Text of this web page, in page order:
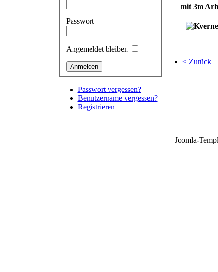
Passwort
Angemeldet bleiben
Passwort vergessen?
Benutzername vergessen?
Registrieren
mit 3m
< Zurück
Joomla-